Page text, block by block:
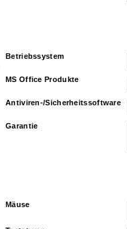
Betriebssystem
MS Office Produkte
Antiviren-/Sicherheitssoftware
Garantie
Mäuse